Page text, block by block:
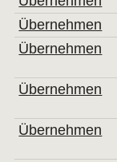
Übernehmen
Übernehmen
Übernehmen
Übernehmen